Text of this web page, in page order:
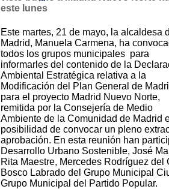
este lunes
Este martes, 21 de mayo, la alcaldesa
Madrid, Manuela Carmena, ha
todos los grupos municipales para
informarles del contenido de la
Ambiental Estratégica relativa a la
Modificación del Plan General de
para el proyecto Madrid Nuevo Norte,
remitida por la Consejería de Medio
Ambiente de la Comunidad de Madrid
posibilidad de convocar un pleno
aprobación. En esta reunión han
Desarrollo Urbano Sostenible, José
Rita Maestre, Mercedes Rodríguez
Bosco Labrado del Grupo Municipal
Grupo Municipal del Partido Popular.